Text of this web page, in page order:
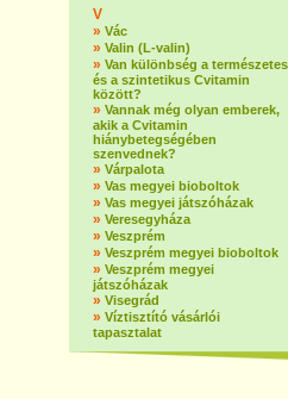
V
» Vác
» Valin (L-valin)
» Van különbség a természetes
és a szintetikus Cvitamin
között?
» Vannak még olyan emberek,
akik a Cvitamin
hiánybetegségében
szenvednek?
» Várpalota
» Vas megyei bioboltok
» Vas megyei játszóházak
» Veresegyháza
» Veszprém
» Veszprém megyei bioboltok
» Veszprém megyei
játszóházak
» Visegrád
» Víztisztító vásárlói
tapasztalat